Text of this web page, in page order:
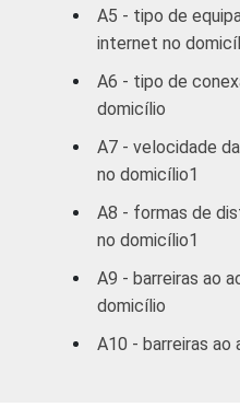
Fonte: NIC.br - jul/
A5 - tipo de
internet no
A6 - tipo de
domicílio
A7 - velocidade
no domicílio1
A8 - formas de
no domicílio1
A9 - barreiras ao
domicílio
A10 - barreiras